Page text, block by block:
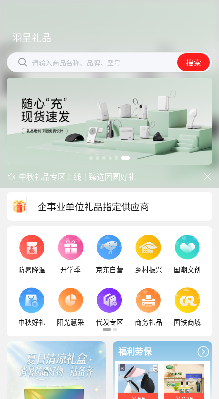
羽呈礼品
 请输入商品名称、品牌、型号 搜索
羽呈礼品
 请输入商品名称、品牌、型号 搜索

开学季礼品专区现已正式上线！
中秋礼品专区上线｜臻选团圆好礼

企事业单位礼品指定供应商
防暑降温 开学季 京东自营 乡村振兴 国潮文创
中秋好礼 阳光慧采 代发专区 商务礼品 国铁商城
福利劳保